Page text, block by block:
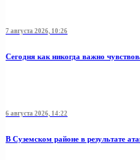
7 августа 2026, 10:26
Сегодня как никогда важно
6 августа 2026, 14:22
В Суземском районе в результате